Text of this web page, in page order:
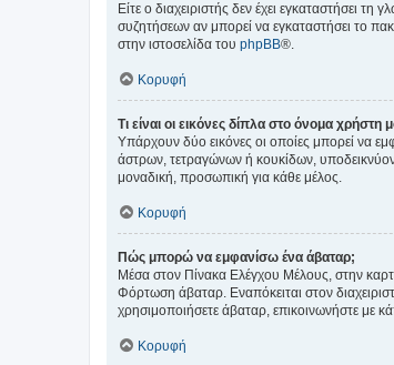
Είτε ο διαχειριστής δεν έχει εγκαταστήσει
συζητήσεων αν μπορεί να εγκαταστήσει το
στην ιστοσελίδα του phpBB®.
Κορυφή
Τι είναι οι εικόνες δίπλα στο όνομα χρήστη
Υπάρχουν δύο εικόνες οι οποίες μπορεί να
άστρων, τετραγώνων ή κουκίδων,
μοναδική, προσωπική για κάθε μέλος.
Κορυφή
Πώς μπορώ να εμφανίσω ένα άβαταρ;
Μέσα στον Πίνακα Ελέγχου Μέλους, στην
Φόρτωση άβαταρ. Εναπόκειται στον
χρησιμοποιήσετε άβαταρ, επικοινωνήστε με
Κορυφή